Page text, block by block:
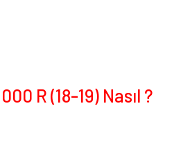
R (18-19) Nasıl ?